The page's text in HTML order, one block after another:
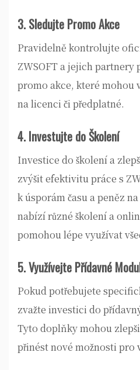
3. Sledujte Promo Akce
Pravidelně kontrolujte
ZWSOFT a jejich partnery
promo akce, které mohou
na licenci či předplatné.
4. Investujte do Školení
Investice do školení a
zvýšit efektivitu práce s
k úsporám času a peněz
nabízí různé školení a
pomohou lépe využívat
5. Využívejte Přídavné
Pokud potřebujete
zvažte investici do
Tyto doplňky mohou
přinést nové možnosti pro